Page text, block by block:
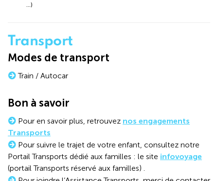
...)
Transport
Modes de transport
Train / Autocar
Bon à savoir
Pour en savoir plus, retrouvez nos engagements
Transports
Pour suivre le trajet de votre enfant, consultez notre
Portail Transports dédié aux familles : le site infovoyage
(portail Transports réservé aux familles) .